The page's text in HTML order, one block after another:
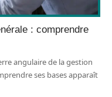
: comprendre
angulaire de la gestion
ses bases apparaît